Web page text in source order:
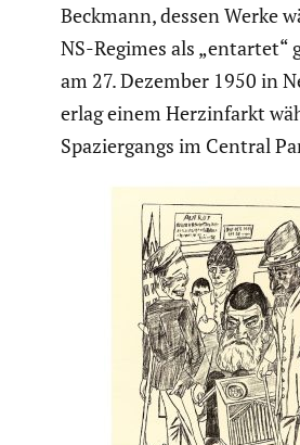
Beckmann, dessen Werke
NS-Regimes als „entartet“
am 27. Dezember 1950 in
erlag einem Herzin­farkt
Spazier­gangs im Central